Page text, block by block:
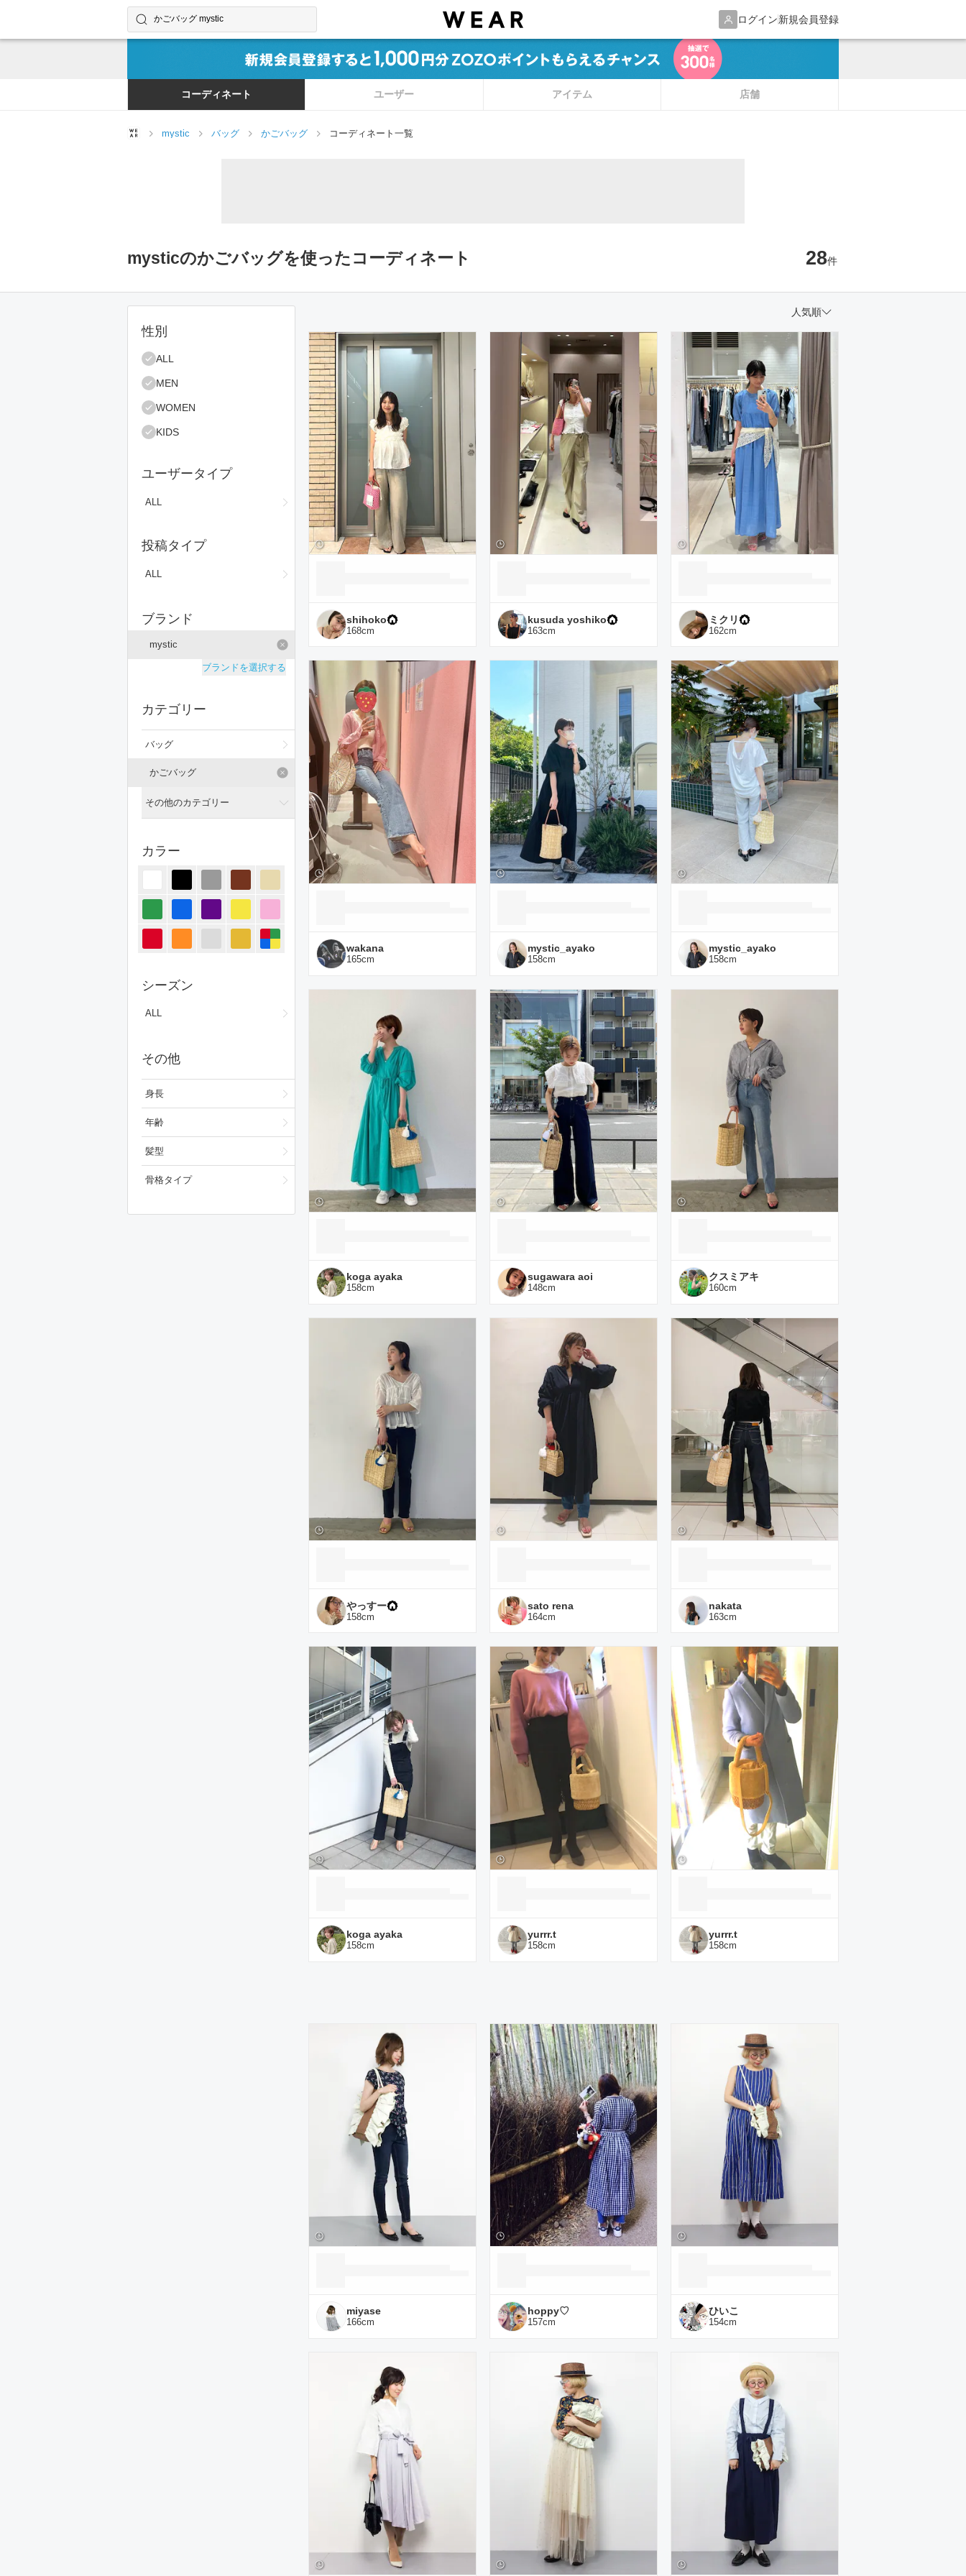
ログイン新規会員登録
コーディネートやユーザーを探す
検索する
コーディネート ユーザー アイテム 店舗
mystic バッグ かごバッグ コーディネート一覧
mysticのかごバッグを使ったコーディネート 28件
絞り込み条件
性別
ALL
MEN
WOMEN
KIDS
ユーザータイプ
ALL
投稿タイプ
ALL
ブランド
mystic
ブランドを選択する
カテゴリー
バッグ
かごバッグ
その他のカテゴリー
ジャケット/アウター
パンツ
オールインワン・サロペット
シューズ
メイクアップ
カラー
シーズン
ALL
その他
身長
年齢
髪型
骨格タイプ
人気順
コーディネート一覧
shihoko
168cm
kusuda yoshiko
163cm
ミクリ
162cm
wakana
165cm
mystic_ayako
158cm
mystic_ayako
158cm
koga ayaka
158cm
sugawara aoi
148cm
クスミアキ
160cm
やっすー
158cm
sato rena
164cm
nakata
163cm
koga ayaka
158cm
yurrr.t
158cm
yurrr.t
158cm
miyase
166cm
hoppy♡
157cm
ひいこ
154cm